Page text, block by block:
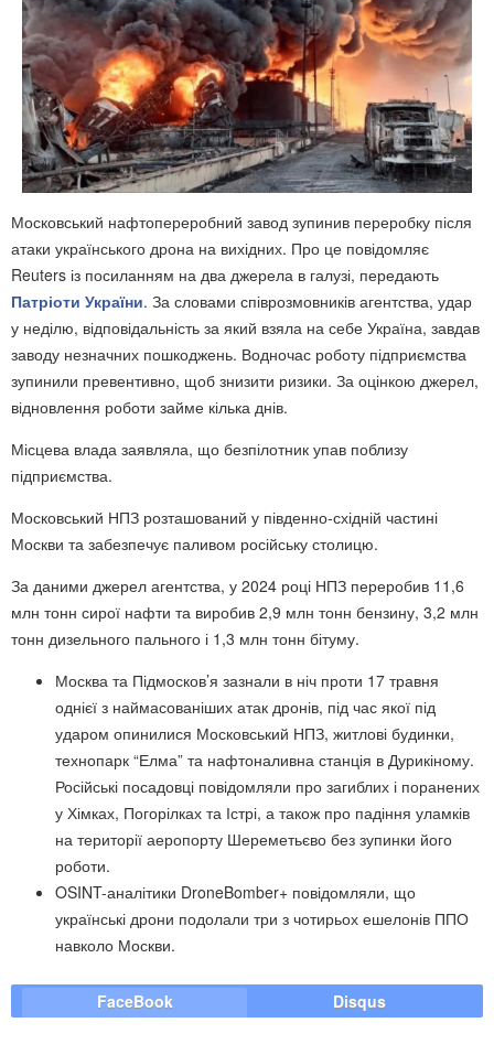
Московський нафтопереробний завод зупинив переробку після
атаки українського дрона на вихідних. Про це повідомляє
Reuters із посиланням на два джерела в галузі, передають
Патріоти України. За словами співрозмовників агентства, удар
у неділю, відповідальність за який взяла на себе Україна, завдав
заводу незначних пошкоджень. Водночас роботу підприємства
зупинили превентивно, щоб знизити ризики. За оцінкою джерел,
відновлення роботи займе кілька днів.
Місцева влада заявляла, що безпілотник упав поблизу
підприємства.
Московський НПЗ розташований у південно-східній частині
Москви та забезпечує паливом російську столицю.
За даними джерел агентства, у 2024 році НПЗ переробив 11,6
млн тонн сирої нафти та виробив 2,9 млн тонн бензину, 3,2 млн
тонн дизельного пального і 1,3 млн тонн бітуму.
Москва та Підмосков’я зазнали в ніч проти 17 травня
однієї з наймасованіших атак дронів, під час якої під
ударом опинилися Московський НПЗ, житлові будинки,
технопарк “Елма” та нафтоналивна станція в Дурикіному.
Російські посадовці повідомляли про загиблих і поранених
у Хімках, Погорілках та Істрі, а також про падіння уламків
на території аеропорту Шереметьєво без зупинки його
роботи.
OSINT-аналітики DroneBomber+ повідомляли, що
українські дрони подолали три з чотирьох ешелонів ППО
навколо Москви.
FaceBook Disqus